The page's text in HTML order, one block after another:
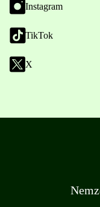
Instagram
TikTok
X